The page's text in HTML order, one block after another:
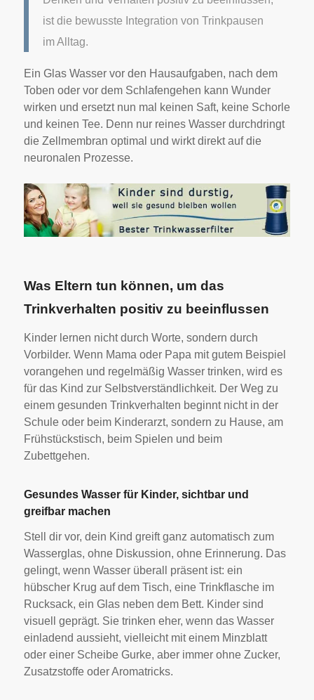
ist die bewusste Integration von Trinkpausen
im Alltag.
Ein Glas Wasser vor den Hausaufgaben, nach dem
Toben oder vor dem Schlafengehen kann Wunder
wirken und ersetzt nun mal keinen Saft, keine Schorle
und keinen Tee. Denn nur reines Wasser durchdringt
die Zellmembran optimal und wirkt direkt auf die
neuronalen Prozesse.
Was Eltern tun können, um das
Trinkverhalten positiv zu beeinflussen
Kinder lernen nicht durch Worte, sondern durch
Vorbilder. Wenn Mama oder Papa mit gutem Beispiel
vorangehen und regelmäßig Wasser trinken, wird es
für das Kind zur Selbstverständlichkeit. Der Weg zu
einem gesunden Trinkverhalten beginnt nicht in der
Schule oder beim Kinderarzt, sondern zu Hause, am
Frühstückstisch, beim Spielen und beim
Zubettgehen.
Gesundes Wasser für Kinder, sichtbar und
greifbar machen
Stell dir vor, dein Kind greift ganz automatisch zum
Wasserglas, ohne Diskussion, ohne Erinnerung. Das
gelingt, wenn Wasser überall präsent ist: ein
hübscher Krug auf dem Tisch, eine Trinkflasche im
Rucksack, ein Glas neben dem Bett. Kinder sind
visuell geprägt. Sie trinken eher, wenn das Wasser
einladend aussieht, vielleicht mit einem Minzblatt
oder einer Scheibe Gurke, aber immer ohne Zucker,
Zusatzstoffe oder Aromatricks.